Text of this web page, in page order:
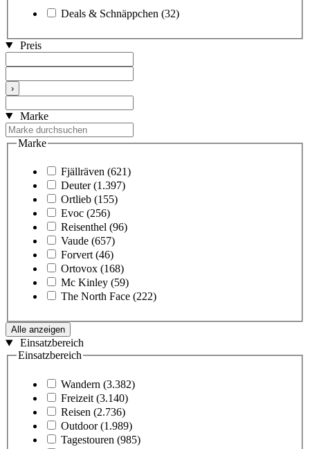
Deals & Schnäppchen (32)
Preis
›
Marke
Marke
Fjällräven (621)
Deuter (1.397)
Ortlieb (155)
Evoc (256)
Reisenthel (96)
Vaude (657)
Forvert (46)
Ortovox (168)
Mc Kinley (59)
The North Face (222)
Alle anzeigen
Einsatzbereich
Einsatzbereich
Wandern (3.382)
Freizeit (3.140)
Reisen (2.736)
Outdoor (1.989)
Tagestouren (985)